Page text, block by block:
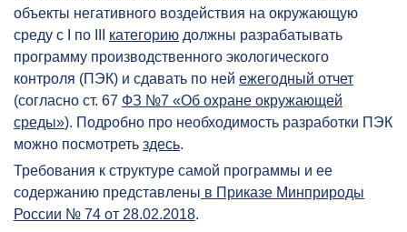
объекты негативного воздействия на окружающую
среду с I по III категорию должны разрабатывать
программу производственного экологического
контроля (ПЭК) и сдавать по ней ежегодный отчет
(согласно ст. 67 ФЗ №7 «Об охране окружающей
среды»). Подробно про необходимость разработки ПЭК
можно посмотреть здесь.
Требования к структуре самой программы и ее
содержанию представлены в Приказе Минприроды
России № 74 от 28.02.2018.